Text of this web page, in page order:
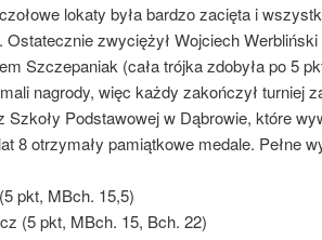
lokaty była bardzo zacięta i
Ostatecznie zwyciężył Wojciech Werbliński
Szczepaniak (cała trójka zdobyła po 5
nagrody, więc każdy zakończył turniej
Szkoły Podstawowej w Dąbrowie, które
8 otrzymały pamiątkowe medale. Pełne
pkt, MBch. 15,5)
(5 pkt, MBch. 15, Bch. 22)